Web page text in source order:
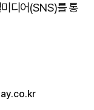
디어(SNS)를 통